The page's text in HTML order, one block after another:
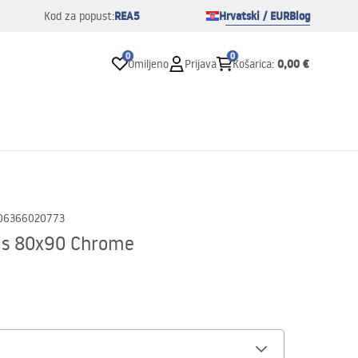
Kod za popust:REA5 Hrvatski / EURBlog
0
Omiljeno Prijava
0
Košarica: 0,00 €
80x90 Chrome